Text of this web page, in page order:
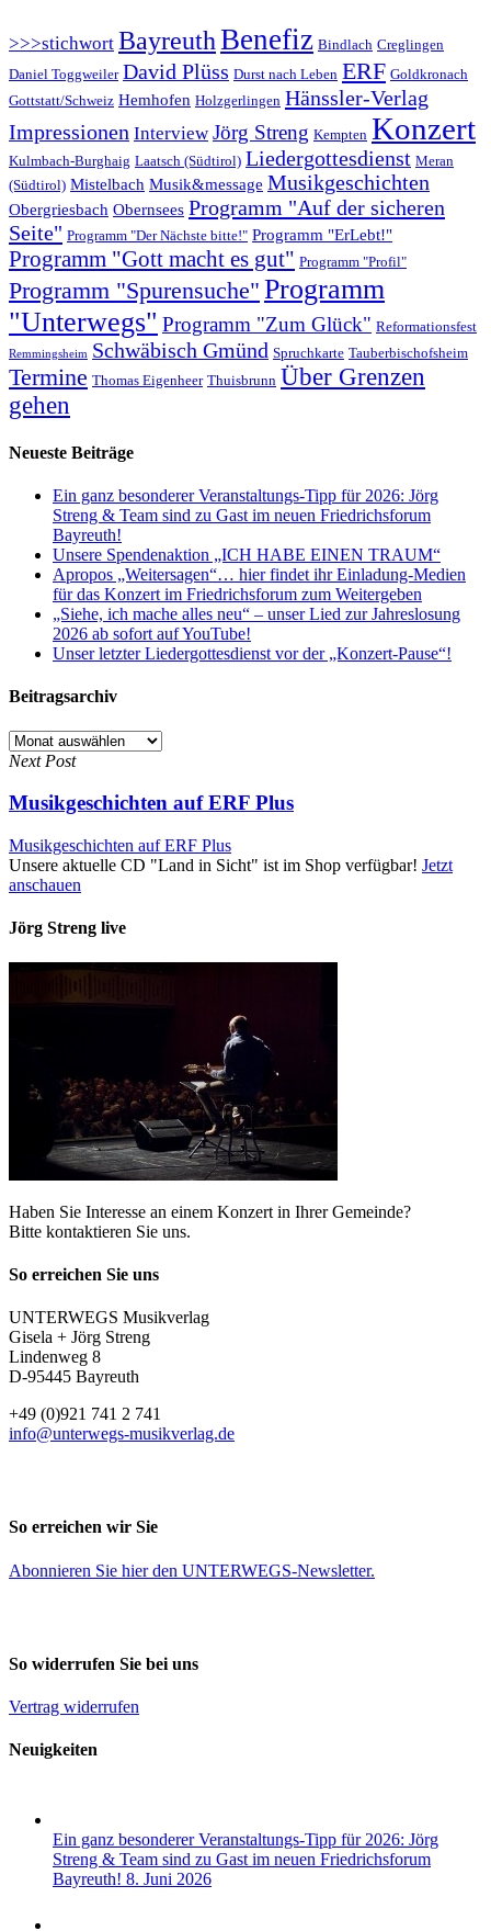
>>>stichwort BayreuthBenefiz Bindlach Creglingen
Daniel Toggweiler David Plüss Durst nach Leben ERF Goldkronach
Gottstatt/Schweiz Hemhofen Holzgerlingen Hänssler-Verlag
Impressionen Interview Jörg Streng Kempten Konzert
Kulmbach-Burghaig Laatsch (Südtirol) Liedergottesdienst Meran
(Südtirol) Mistelbach Musik&message Musikgeschichten
Obergriesbach Obernsees Programm "Auf der sicheren
Seite" Programm "Der Nächste bitte!" Programm "ErLebt!"
Programm "Gott macht es gut" Programm "Profil"
Programm "Spurensuche" Programm
"Unterwegs" Programm "Zum Glück" Reformationsfest
Remmingsheim Schwäbisch Gmünd Spruchkarte Tauberbischofsheim
Termine Thomas Eigenheer Thuisbrunn Über Grenzen
gehen
Neueste Beiträge
Ein ganz besonderer Veranstaltungs-Tipp für 2026: Jörg
Streng & Team sind zu Gast im neuen Friedrichsforum
Bayreuth!
Unsere Spendenaktion „ICH HABE EINEN TRAUM“
Apropos „Weitersagen“… hier findet ihr Einladung-Medien
für das Konzert im Friedrichsforum zum Weitergeben
„Siehe, ich mache alles neu“ – unser Lied zur Jahreslosung
2026 ab sofort auf YouTube!
Unser letzter Liedergottesdienst vor der „Konzert-Pause“!
Beitragsarchiv
Beitragsarchiv
Next Post
Musikgeschichten auf ERF Plus
Musikgeschichten auf ERF Plus
Unsere aktuelle CD "Land in Sicht" ist im Shop verfügbar! Jetzt
anschauen
Jörg Streng live
Haben Sie Interesse an einem Konzert in Ihrer Gemeinde?
Bitte kontaktieren Sie uns.
So erreichen Sie uns
UNTERWEGS Musikverlag
Gisela + Jörg Streng
Lindenweg 8
D-95445 Bayreuth
+49 (0)921 741 2 741
info@unterwegs-musikverlag.de
So erreichen wir Sie
Abonnieren Sie hierden UNTERWEGS-Newsletter.
So widerrufen Sie bei uns
Vertrag widerrufen
Neuigkeiten
Ein ganz besonderer Veranstaltungs-Tipp für 2026: Jörg
Streng & Team sind zu Gast im neuen Friedrichsforum
Bayreuth! 8. Juni 2026